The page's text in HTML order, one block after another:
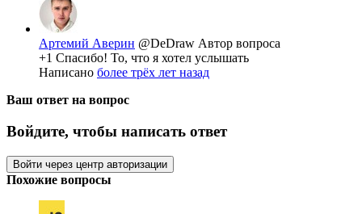
Артемий Аверин @DeDraw Автор вопроса
+1 Спасибо! То, что я хотел услышать
Написано более трёх лет назад
Ваш ответ на вопрос
Войдите, чтобы написать ответ
Войти через центр авторизации
Похожие вопросы